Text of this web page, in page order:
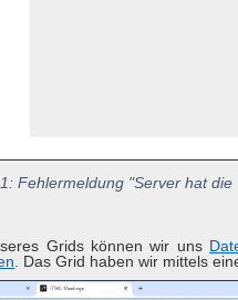
Fehlermeldung "Server hat
Grids können wir uns
. Das Grid haben wir mittels